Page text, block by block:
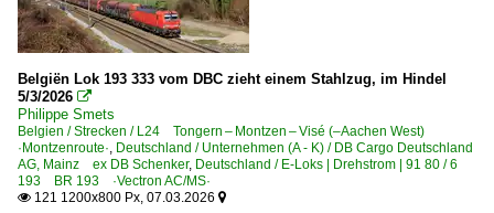
Belgiën Lok 193 333 vom DBC zieht einem Stahlzug, im Hindel
5/3/2026 
Philippe Smets
Belgien / Strecken / L24 Tongern – Montzen – Visé (–Aachen West)
·Montzenroute·, Deutschland / Unternehmen (A - K) / DB Cargo Deutschland
AG, Mainz ex DB Schenker, Deutschland / E-Loks | Drehstrom | 91 80 / 6
193 BR 193 ·Vectron AC/MS·
 121 1200x800 Px, 07.03.2026 